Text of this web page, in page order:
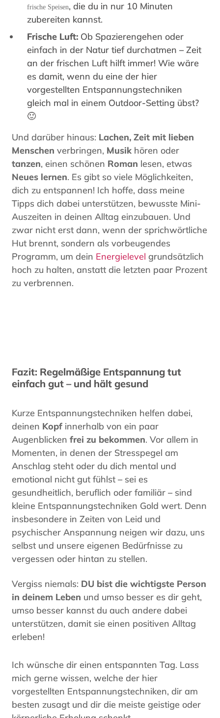
frische Speisen, die du in nur 10 Minuten
zubereiten kannst.
Frische Luft: Ob Spazierengehen oder
einfach in der Natur tief durchatmen – Zeit
an der frischen Luft hilft immer! Wie wäre
es damit, wenn du eine der hier
vorgestellten Entspannungstechniken
gleich mal in einem Outdoor-Setting übst?
🙂
Und darüber hinaus: Lachen, Zeit mit lieben
Menschen verbringen, Musik hören oder
tanzen, einen schönen Roman lesen, etwas
Neues lernen. Es gibt so viele Möglichkeiten,
dich zu entspannen! Ich hoffe, dass meine
Tipps dich dabei unterstützen, bewusste Mini-
Auszeiten in deinen Alltag einzubauen. Und
zwar nicht erst dann, wenn der sprichwörtliche
Hut brennt, sondern als vorbeugendes
Programm, um dein Energielevel grundsätzlich
hoch zu halten, anstatt die letzten paar Prozent
zu verbrennen.
Fazit: Regelmäßige Entspannung tut
einfach gut – und hält gesund
Kurze Entspannungstechniken helfen dabei,
deinen Kopf innerhalb von ein paar
Augenblicken frei zu bekommen. Vor allem in
Momenten, in denen der Stresspegel am
Anschlag steht oder du dich mental und
emotional nicht gut fühlst – sei es
gesundheitlich, beruflich oder familiär – sind
kleine Entspannungstechniken Gold wert. Denn
insbesondere in Zeiten von Leid und
psychischer Anspannung neigen wir dazu, uns
selbst und unsere eigenen Bedürfnisse zu
vergessen oder hintan zu stellen.
Vergiss niemals: DU bist die wichtigste Person
in deinem Leben und umso besser es dir geht,
umso besser kannst du auch andere dabei
unterstützen, damit sie einen positiven Alltag
erleben!
Ich wünsche dir einen entspannten Tag. Lass
mich gerne wissen, welche der hier
vorgestellten Entspannungstechniken, dir am
besten zusagt und dir die meiste geistige oder